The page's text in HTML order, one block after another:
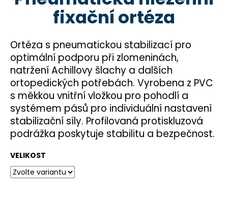
hvězdiček.
fixační ortéza
Ortéza s pneumatickou stabilizací pro
optimální podporu při zlomeninách,
natržení Achillovy šlachy a dalších
ortopedických potřebách. Vyrobena z PVC
s měkkou vnitřní vložkou pro pohodlí a
systémem pásů pro individuální nastavení
stabilizační síly. Profilovaná protiskluzová
podrážka poskytuje stabilitu a bezpečnost.
VELIKOST
í
t
?
HLEDAT
D
o